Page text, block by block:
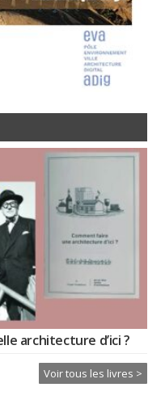
architecture d’ici ?
Voir tous les livres >